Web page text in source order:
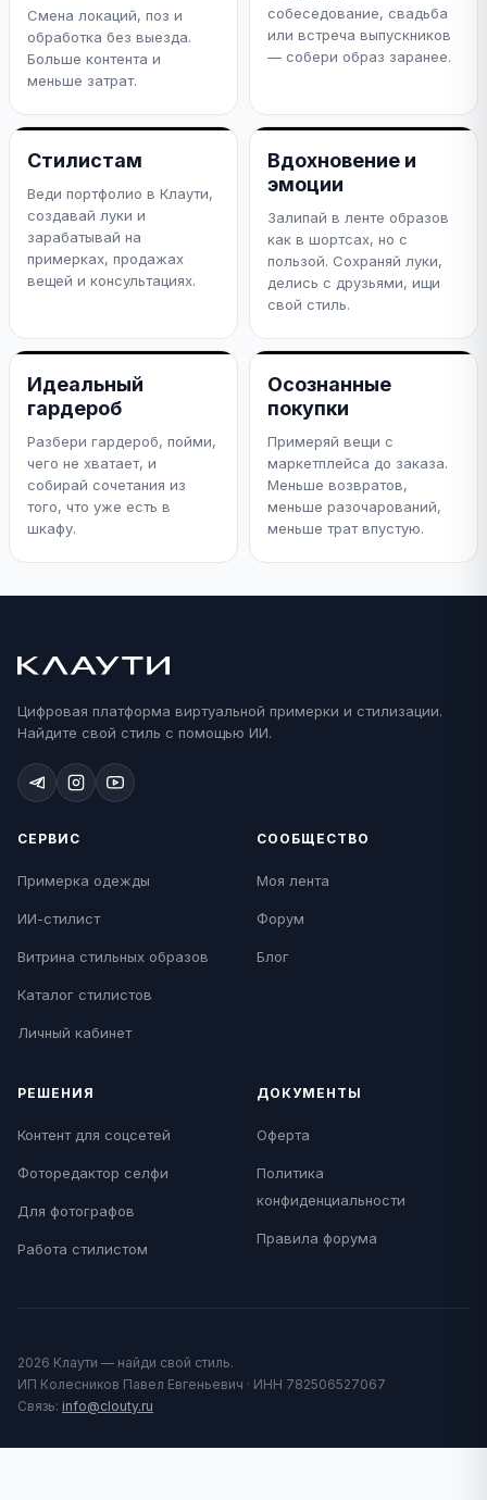
Смена локаций, поз и
обработка без выезда.
Больше контента и
меньше затрат.
собеседование, свадьба
или встреча выпускников
— собери образ заранее.
Стилистам
Веди портфолио в Клаути,
создавай луки и
зарабатывай на
примерках, продажах
вещей и консультациях.
Вдохновение и
эмоции
Залипай в ленте образов
как в шортсах, но с
пользой. Сохраняй луки,
делись с друзьями, ищи
свой стиль.
Идеальный
гардероб
Разбери гардероб, пойми,
чего не хватает, и
собирай сочетания из
того, что уже есть в
шкафу.
Осознанные
покупки
Примеряй вещи с
маркетплейса до заказа.
Меньше возвратов,
меньше разочарований,
меньше трат впустую.
Цифровая платформа виртуальной примерки и стилизации.
Найдите свой стиль с помощью ИИ.
СЕРВИС
Примерка одежды
ИИ-стилист
Витрина стильных образов
Каталог стилистов
Личный кабинет
СООБЩЕСТВО
Моя лента
Форум
Блог
РЕШЕНИЯ
Контент для соцсетей
Фоторедактор селфи
Для фотографов
Работа стилистом
ДОКУМЕНТЫ
Оферта
Политика
конфиденциальности
Правила форума
2026 Клаути — найди свой стиль.
ИП Колесников Павел Евгеньевич · ИНН 782506527067
Связь: info@clouty.ru